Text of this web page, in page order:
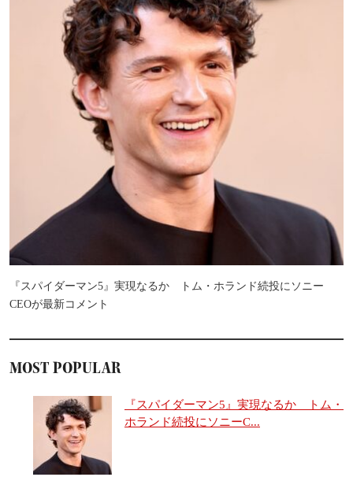
『スパイダーマン5』実現なるか トム・ホランド続投にソニー
CEOが最新コメント
MOST POPULAR
『スパイダーマン5』実現なるか トム・
ホランド続投にソニーC...